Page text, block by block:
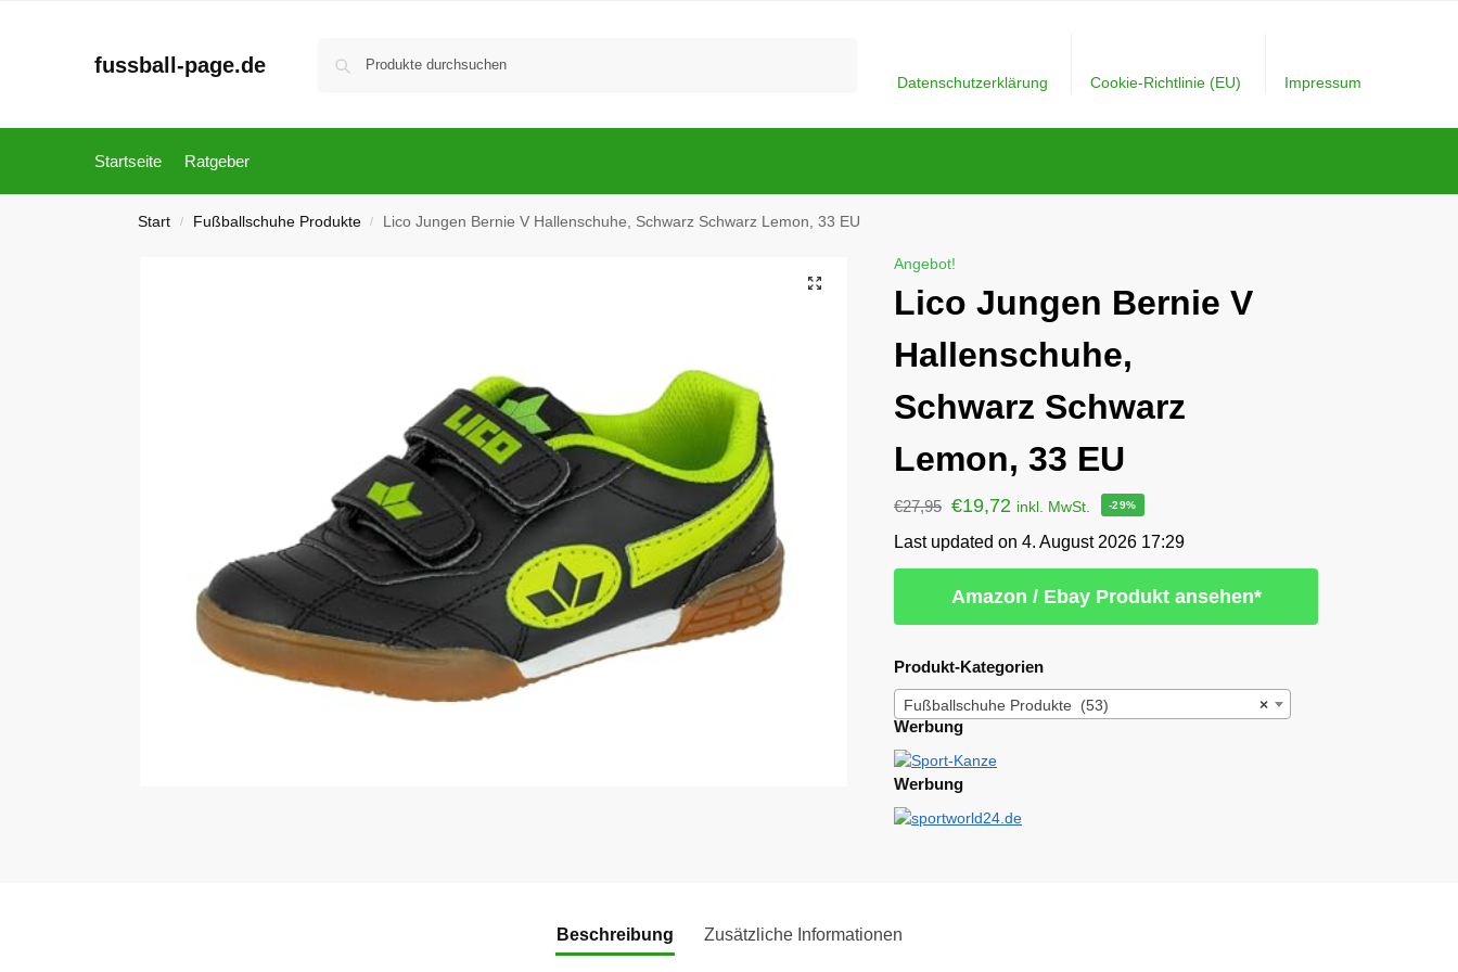
fussball-page.de
Datenschutzerklärung Cookie-Richtlinie (EU) Impressum
Startseite Ratgeber
Start / Fußballschuhe Produkte / Lico Jungen Bernie V Hallenschuhe, Schwarz Schwarz Lemon, 33 EU
Angebot!
Lico Jungen Bernie V
Hallenschuhe,
Schwarz Schwarz
Lemon, 33 EU
€27,95 €19,72 inkl. MwSt. -29%
Last updated on 4. August 2026 17:29
Amazon / Ebay Produkt ansehen*
Produkt-Kategorien
×
Fußballschuhe Produkte (53)
Werbung
Werbung
Beschreibung Zusätzliche Informationen